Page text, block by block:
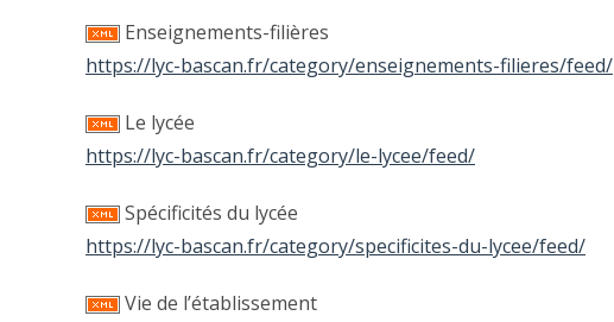
Enseignements-filières
https://lyc-bascan.fr/category/enseignements-filieres/feed/
Le lycée
https://lyc-bascan.fr/category/le-lycee/feed/
Spécificités du lycée
https://lyc-bascan.fr/category/specificites-du-lycee/feed/
Vie de l’établissement